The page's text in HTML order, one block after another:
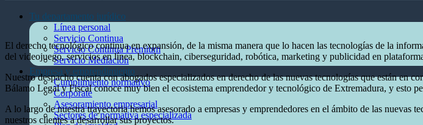
Tu departamento jurídico
Línea personal
Servicio Continua
Servicio Continua Premium
Servicio Mediación
Empresa y emprendimiento
Cumplimiento normativo
Corporate
Asesoramiento empresarial
Sectores de normativa especializada
El derecho tecnológico continua en expansión, de la misma manera que lo hacen las tecnologías de la
del videojuego, servicios en línea, blockchain, ciberseguridad, robótica, marketing y publicidad en
Nuestro despacho cuenta con abogados especializados en derecho de las nuevas tecnologías que están en
Bálamo Legal y Fiscal conoce muy bien el ecosistema emprendedor y tecnológico de Extremadura, y esto
A lo largo de nuestra trayectoria hemos asesorado a empresas y emprendedores en el ámbito de las
nuestros clientes a desarrollar sus proyectos.